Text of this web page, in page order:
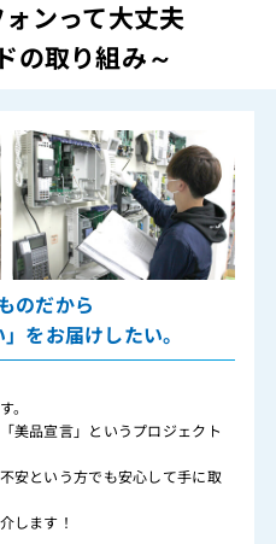
ンって大丈夫
の取り組み～
のだから
をお届けしたい。
。
美品宣言」というプロジェクト
安という方でも安心して手に取
します！